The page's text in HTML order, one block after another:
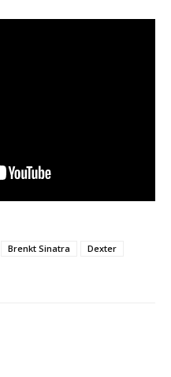
Brenkt Sinatra
Dexter